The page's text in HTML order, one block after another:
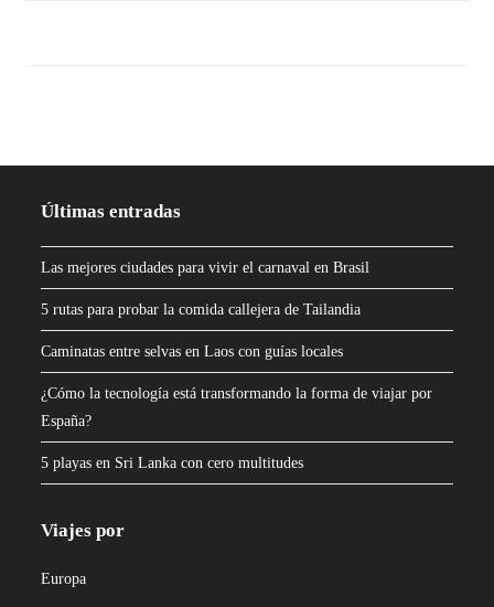
Últimas entradas
Las mejores ciudades para vivir el carnaval en Brasil
5 rutas para probar la comida callejera de Tailandia
Caminatas entre selvas en Laos con guías locales
¿Cómo la tecnología está transformando la forma de viajar por
España?
5 playas en Sri Lanka con cero multitudes
Viajes por
Europa